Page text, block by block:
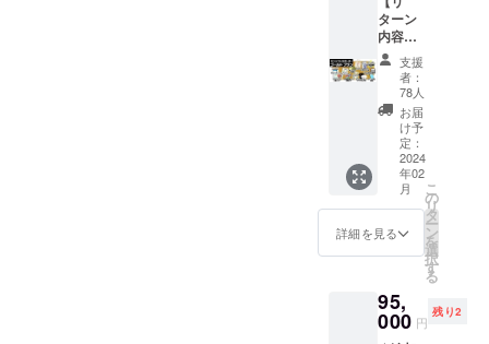
のどち
らかを
選択し
ていた
だけま
す。
※PC版
は、
Steam
からダ
ウン
ただけ
ます。
※「サウ
ラッ
ク」
壁紙 ・
クリア
ファイ
ル 1種
（全3
種） ・
CF限定
記念ピ
ンズ 3
種セッ
ト ・オ
リジナ
インT
シャツ
セージ
【備考
名前掲
載
（小）
（※①）
「リッ
プルア
イラン
ド」ス
テッ
カー ・
ゲーム
本体：
ド x 1点
販売予
定価
ターン
内容】
・サン
ソフト
会員証
・
SUNSO
FTヒス
トリー
本『サ
ンソフ
ト大全
（仮）
』 ・
・ゲー
ム内ク
レジッ
支援
者：
78人
お届
け予
定：
2024
年02
月
詳細を見る
こ
の
リ
タ
ー
ン
を
選
択
す
る
95,
000 円
残り2